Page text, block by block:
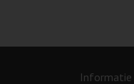
Informatie